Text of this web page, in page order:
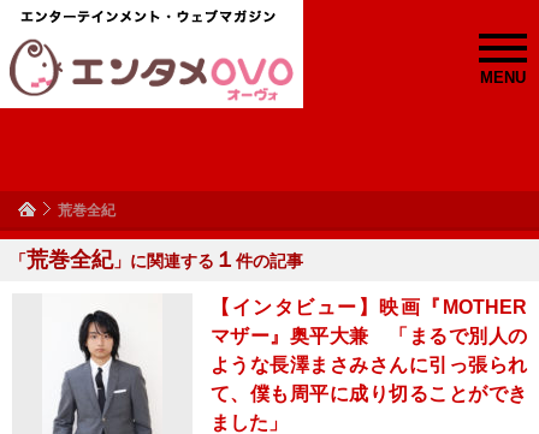
MENU
荒巻全紀
「荒巻全紀」に関連する １ 件の記事
【インタビュー】映画『MOTHER
マザー』奥平大兼 「まるで別人の
ような長澤まさみさんに引っ張られ
て、僕も周平に成り切ることができ
ました」